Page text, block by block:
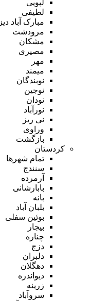
لپویی
لطیفی
مبارک آباد دیز
مرودشت
مشکان
مصیری
مهر
میمند
نوبندگان
نوجین
نودان
نورآباد
نی ریز
وراوی
بازگشت
کردستان
تمام شهر‌ها
سنندج
آرمرده
بابارشانی
بانه
بلبان آباد
بوئین سفلی
بیجار
چناره
دزج
دلبران
دهگلان
دیواندره
زرینه
سروآباد